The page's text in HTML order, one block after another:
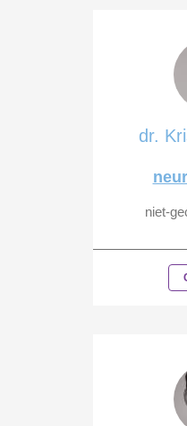
dr.
niet-